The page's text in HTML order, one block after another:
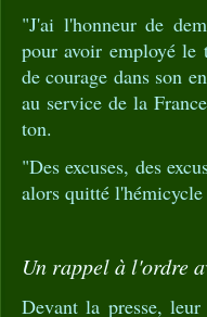
"J'ai l'honneur de
pour avoir employé le
de courage dans son
au service de la
ton.
"Des excuses, des
alors quitté l'hémicycle
Un rappel à l'ordre
Devant la presse,